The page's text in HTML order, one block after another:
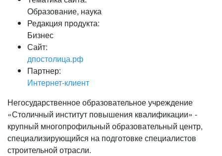
Образование, наука
Редакция продукта:
Бизнес
Сайт:
дпостолица.рф
Партнер:
Интернет-клиент
Негосударственное образовательное учреждение
«Столичный институт повышения квалификации» -
крупный многопрофильный образовательный центр,
специализирующийся на подготовке специалистов
строительной отрасли.